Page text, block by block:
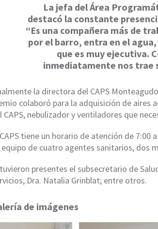
La jefa del Área
destacó la constante
“Es una compañera más de
por el barro, entra en el
que es muy ejecutiva.
inmediatamente nos trae
la directora del CAPS
colaboró para la adquisición de aires
CAPS, nebulizador y ventiladores que
tiene un horario de atención de
equipo de cuatro agentes sanitarios, dos
presentes el subsecretario de
Dra. Natalia Grinblat; entre otros.
de imágenes